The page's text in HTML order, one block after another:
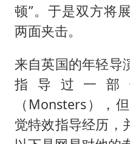
顿”。于是双方将
两面夹击。
来自英国的年轻导
指导过一部
（Monsters），
觉特效指导经历，